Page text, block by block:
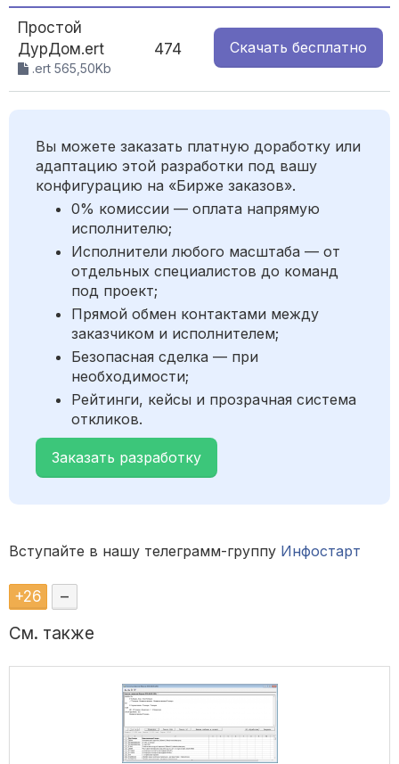
Простой
ДурДом.ert
.ert 565,50Kb
474 Скачать бесплатно
Вы можете заказать платную доработку или
адаптацию этой разработки под вашу
конфигурацию на «Бирже заказов».
0% комиссии — оплата напрямую
исполнителю;
Исполнители любого масштаба — от
отдельных специалистов до команд
под проект;
Прямой обмен контактами между
заказчиком и исполнителем;
Безопасная сделка — при
необходимости;
Рейтинги, кейсы и прозрачная система
откликов.
Заказать разработку
Вступайте в нашу телеграмм-группу Инфостарт
+26 –
См. также